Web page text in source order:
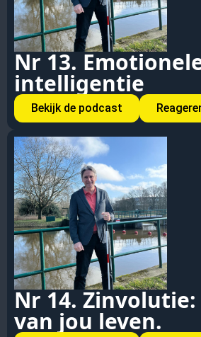
Nr 13.
intelligentie
Bekijk de podcast
Nr 14. Zinvolutie:
van jou leven.